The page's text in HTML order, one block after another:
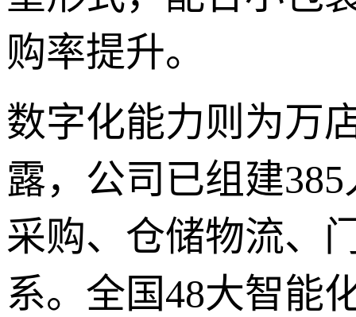
购率提升。
数字化能力则为万
露，公司已组建
采购、仓储物流、
系。全国48大智能